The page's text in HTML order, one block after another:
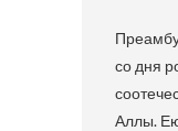
со дня
Аллы.